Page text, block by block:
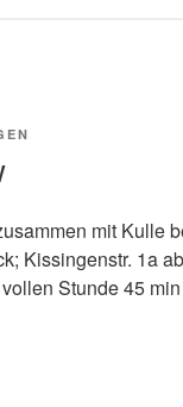
mit Kulle
Kissingenstr. 1a
Stunde 45